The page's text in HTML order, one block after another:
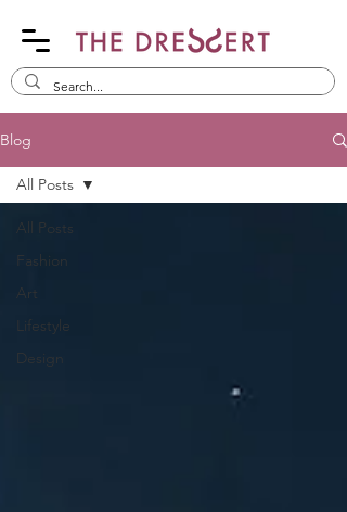
Blog
All Posts
Fashion
Art
Lifestyle
Design
All Posts